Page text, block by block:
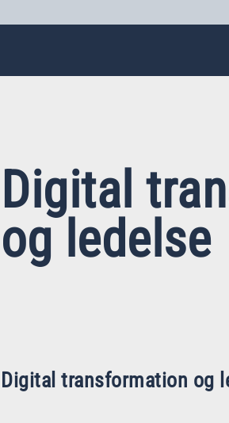
Digital
og ledelse
Digital transformation og